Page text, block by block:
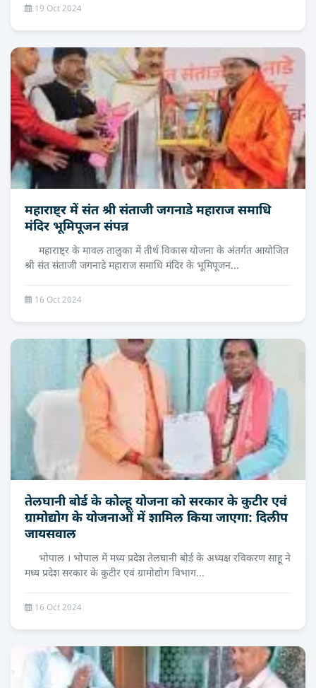
19 Oct 2024
महाराष्ट्र में संत श्री संताजी जगनाडे महाराज समाधि
मंदिर भूमिपूजन संपन्न
महाराष्ट्र के मावल तालुका में तीर्थ विकास योजना के अंतर्गत आयोजित
श्री संत संताजी जगनाडे महाराज समाधि मंदिर के भूमिपूजन...
16 Oct 2024
तेलघानी बोर्ड के कोल्हू योजना को सरकार के कुटीर एवं
ग्रामोद्योग के योजनाओं में शामिल किया जाएगा: दिलीप
जायसवाल
भोपाल । भोपाल में मध्य प्रदेश तेलघानी बोर्ड के अध्यक्ष रविकरण साहू ने
मध्य प्रदेश सरकार के कुटीर एवं ग्रामोद्योग विभाग...
16 Oct 2024